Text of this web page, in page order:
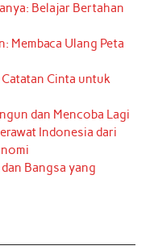
Belajar Bertahan
Membaca Ulang Peta
Cinta untuk
dan Mencoba Lagi
Indonesia dari
Bangsa yang